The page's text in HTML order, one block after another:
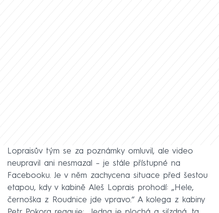
Lopraisův tým se za poznámky omluvil, ale video
neupravil ani nesmazal – je stále přístupné na
Facebooku. Je v něm zachycena situace před šestou
etapou, kdy v kabině Aleš Loprais prohodí: „Hele,
černoška z Roudnice jde vpravo.“ A kolega z kabiny